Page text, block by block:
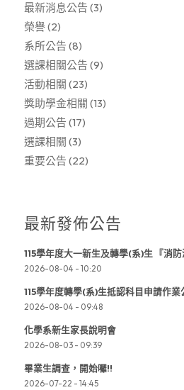
最新消息公告 (3)
榮譽(2)
系所公告 (8)
選課相關公告 (9)
活動相關 (23)
獎助學金相關 (13)
過期公告 (17)
選課相關 (3)
重要公告 (22)
最新發佈公告
115學年度大一新生及轉學(系)生 『消
2026-08-04 - 10:20
115學年度轉學(系)生抵認科目申請作業
2026-08-04 - 09:48
化學系新生家長說明會
2026-08-03 - 09:39
畢業生調查，開始囉!!
2026-07-22 - 14:45